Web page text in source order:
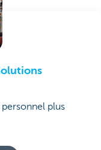
plus